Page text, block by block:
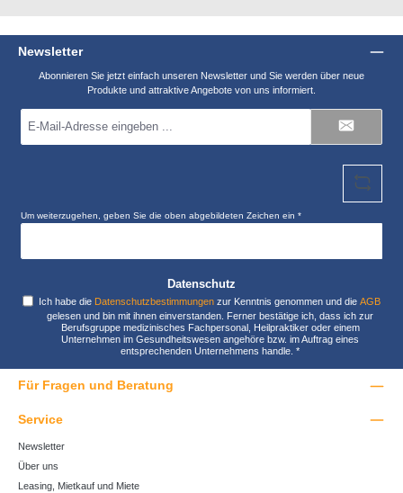
Newsletter
Abonnieren Sie jetzt einfach unseren Newsletter und Sie werden über neue
Produkte und attraktive Angebote von uns informiert.
Mail-
Um weiterzugehen, geben Sie die oben abgebildeten Zeichen ein*
Datenschutz
Ich habe die Datenschutzbestimmungen zur Kenntnis genommen und dieAGB
gelesen und bin mit ihnen einverstanden. Ferner bestätige ich, dass ich zur
Berufsgruppe medizinisches Fachpersonal, Heilpraktiker oder einem
Unternehmen im Gesundheitswesen angehöre bzw. im Auftrag eines
entsprechenden Unternehmens handle.*
Für Fragen und Beratung
Service
Newsletter
Über uns
Leasing, Mietkauf und Miete